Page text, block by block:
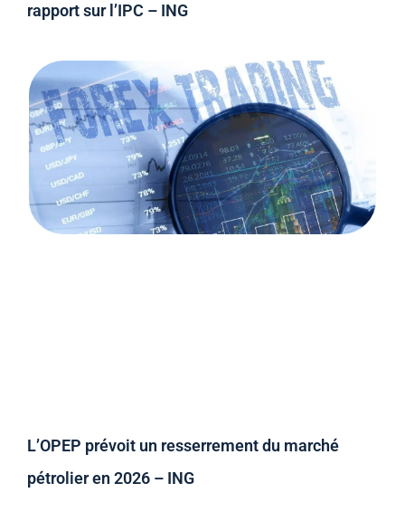
rapport sur l’IPC – ING
L’OPEP prévoit un resserrement du marché
pétrolier en 2026 – ING